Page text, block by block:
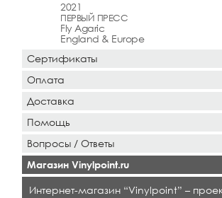
2021
ПЕРВЫЙ ПРЕСС
Fly Agaric
England & Europe
Сертификаты
Оплата
Доставка
Помощь
Вопросы / Ответы
Магазин Vinylpoint.ru
Интернет-магазин “Vinylpoint” –